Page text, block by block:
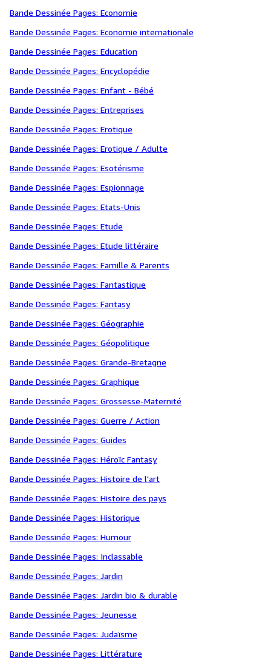
Bande Dessinée Pages: Economie
Bande Dessinée Pages: Economie internationale
Bande Dessinée Pages: Education
Bande Dessinée Pages: Encyclopédie
Bande Dessinée Pages: Enfant - Bébé
Bande Dessinée Pages: Entreprises
Bande Dessinée Pages: Erotique
Bande Dessinée Pages: Erotique / Adulte
Bande Dessinée Pages: Esotérisme
Bande Dessinée Pages: Espionnage
Bande Dessinée Pages: Etats-Unis
Bande Dessinée Pages: Etude
Bande Dessinée Pages: Etude littéraire
Bande Dessinée Pages: Famille & Parents
Bande Dessinée Pages: Fantastique
Bande Dessinée Pages: Fantasy
Bande Dessinée Pages: Géographie
Bande Dessinée Pages: Géopolitique
Bande Dessinée Pages: Grande-Bretagne
Bande Dessinée Pages: Graphique
Bande Dessinée Pages: Grossesse-Maternité
Bande Dessinée Pages: Guerre / Action
Bande Dessinée Pages: Guides
Bande Dessinée Pages: Héroïc Fantasy
Bande Dessinée Pages: Histoire de l'art
Bande Dessinée Pages: Histoire des pays
Bande Dessinée Pages: Historique
Bande Dessinée Pages: Humour
Bande Dessinée Pages: Inclassable
Bande Dessinée Pages: Jardin
Bande Dessinée Pages: Jardin bio & durable
Bande Dessinée Pages: Jeunesse
Bande Dessinée Pages: Judaïsme
Bande Dessinée Pages: Littérature